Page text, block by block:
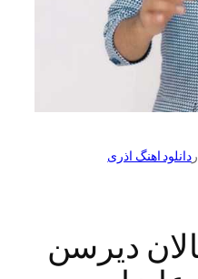
اهنگ اذری
دیرسن